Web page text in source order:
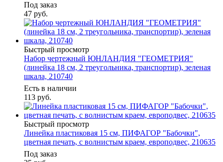
Под заказ
47 руб.
Быстрый просмотр
Набор чертежный ЮНЛАНДИЯ "ГЕОМЕТРИЯ"
(линейка 18 см, 2 треугольника, транспортир), зеленая
шкала, 210740
Есть в наличии
113 руб.
Быстрый просмотр
Линейка пластиковая 15 см, ПИФАГОР "Бабочки",
цветная печать, с волнистым краем, европодвес, 210635
Под заказ